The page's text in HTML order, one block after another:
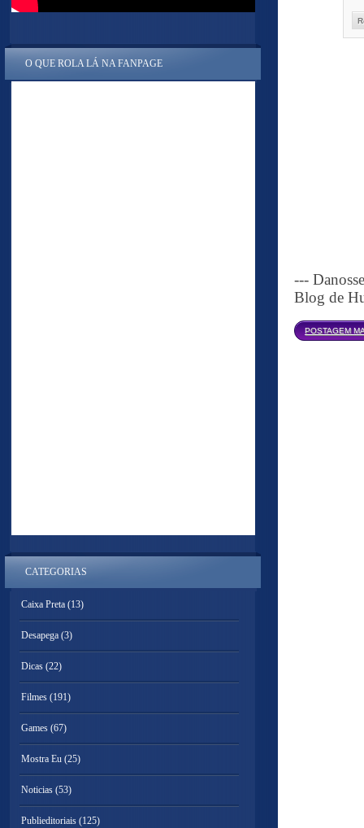
---
Blog de
POSTAGEM
O QUE ROLA LÁ NA FANPAGE
CATEGORIAS
Caixa Preta (13)
Desapega (3)
Dicas (22)
Filmes (191)
Games (67)
Mostra Eu (25)
Noticias (53)
Publieditoriais (125)